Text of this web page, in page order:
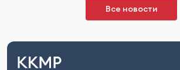
Все новости